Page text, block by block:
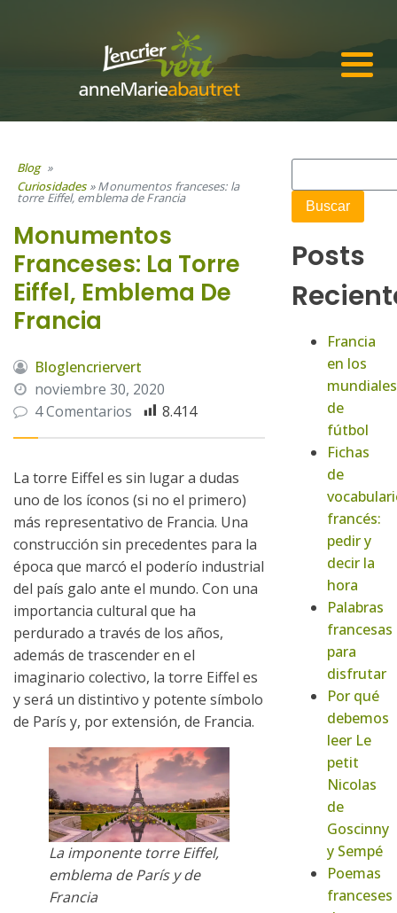
Blog »
Curiosidades »Monumentos franceses: la
torre Eiffel, emblema de Francia
Monumentos
Franceses: La Torre
Eiffel, Emblema De
Francia
Bloglencriervert
noviembre 30, 2020
4 Comentarios
8.414
La torre Eiffel es sin lugar a dudas
uno de los íconos (si no el primero)
más representativo de Francia. Una
construcción sin precedentes para la
época que marcó el poderío industrial
del país galo ante el mundo. Con una
importancia cultural que ha
perdurado a través de los años,
además de trascender en el
imaginario colectivo, la torre Eiffel es
y será un distintivo y potente símbolo
de París y, por extensión, de Francia.
La imponente torre Eiffel,
emblema de París y de
Francia
Posts
Francia
en los
mundiales
de
fútbol
Fichas
de
francés:
pedir y
decir la
hora
Palabras
francesas
para
disfrutar
Por qué
debemos
leer Le
petit
Nicolas
de
Goscinny
y Sempé
Poemas
franceses